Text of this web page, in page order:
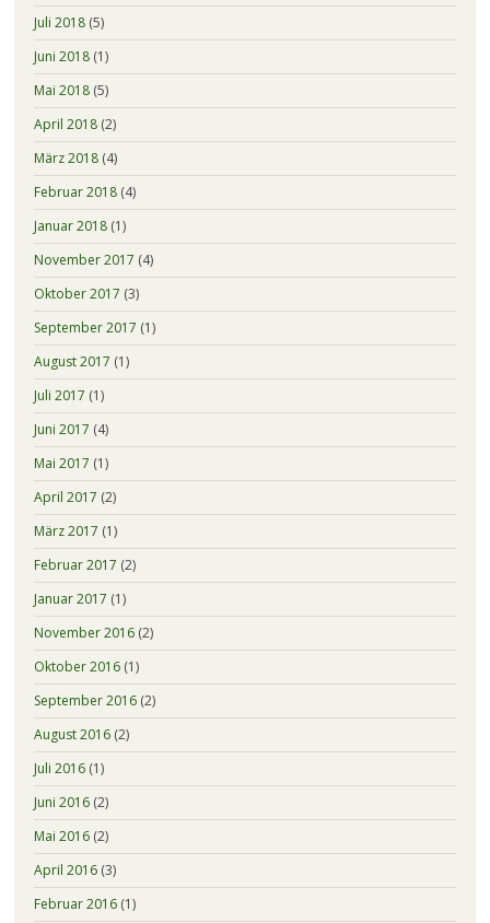
Juli 2018(5)
Juni 2018(1)
Mai 2018(5)
April 2018(2)
März 2018(4)
Februar 2018(4)
Januar 2018(1)
November 2017 (4)
Oktober 2017 (3)
September 2017 (1)
August 2017 (1)
Juli 2017 (1)
Juni 2017 (4)
Mai 2017 (1)
April 2017 (2)
März 2017 (1)
Februar 2017 (2)
Januar 2017 (1)
November 2016(2)
Oktober 2016(1)
September 2016(2)
August 2016(2)
Juli 2016(1)
Juni 2016(2)
Mai 2016(2)
April 2016(3)
Februar 2016(1)